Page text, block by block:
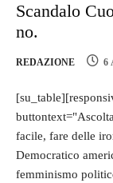
Scandalo
no.
REDAZIONE 6
facile, fare delle
Democratico
femminismo